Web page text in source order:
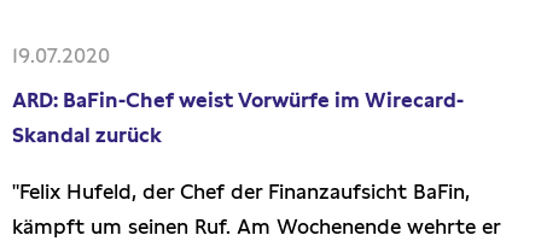
Pressebilder
Artikel
19.07.2020
ARD: BaFin-Chef weist Vorwürfe im Wirecard-
Skandal zurück
"Felix Hufeld, der Chef der Finanzaufsicht BaFin,
kämpft um seinen Ruf. Am Wochenende wehrte er